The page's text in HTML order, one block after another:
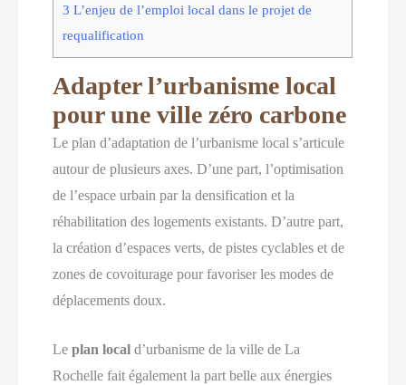
3 L’enjeu de l’emploi local dans le projet de
requalification
Adapter l’urbanisme local
pour une ville zéro carbone
Le plan d’adaptation de l’urbanisme local s’articule
autour de plusieurs axes. D’une part, l’optimisation
de l’espace urbain par la densification et la
réhabilitation des logements existants. D’autre part,
la création d’espaces verts, de pistes cyclables et de
zones de covoiturage pour favoriser les modes de
déplacements doux.
Leplan local d’urbanisme de la ville de La
Rochelle fait également la part belle aux énergies